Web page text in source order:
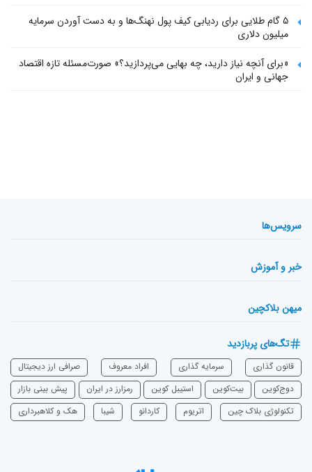
۵ گام طلایی برای ردیابی کیف پول‌ نهنگ‌ها و به دست آوردن سرمایه
میلیون دلاری
«برای آنچه نیاز دارید، چه بهایی می‌پردازید؟» صورت‌مسئله تازه اقتصاد
جهانی و ایران
سرویس‌ها
خبر و آموزش
میهن بلاکچین
تگ‌های پربازدید
قانون گذاری سرمایه‌ گذاری افراد معروف
صرافی ارز دیجیتال
دوج‌کوین
بیت‌کوین استیبل کوین رمزارز در ایران
پیش بینی بازار
تکنولوژی بلاک چین
اتریوم ‌کاردانو شیبا هک و کلاهبرداری